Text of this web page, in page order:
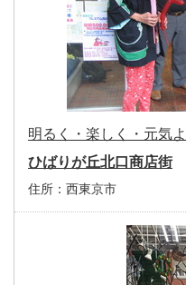
明るく・楽しく・元気
ひばりが丘北口商店街
住所： 西東京市